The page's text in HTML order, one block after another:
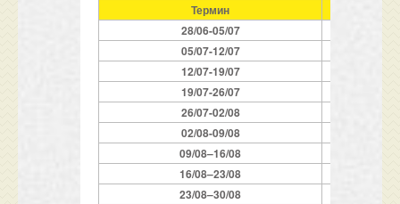
Термин
28/06-05/07
05/07-12/07
12/07-19/07
19/07-26/07
26/07-02/08
02/08-09/08
09/08–16/08
16/08–23/08
23/08–30/08